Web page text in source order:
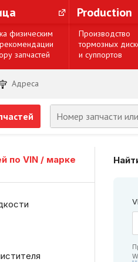
Production
физическим
запчастей
Производство
тормозных
и суппортов
Адреса
по VIN / марке